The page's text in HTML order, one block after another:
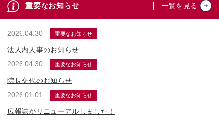
重要なお知らせ 一覧を見る
2026.04.30 重要なお知らせ
法人内人事のお知らせ
2026.04.30
重要なお知らせ
院長交代のお知らせ
2026.01.01
重要なお知らせ
広報誌がリニューアルしました！